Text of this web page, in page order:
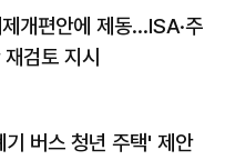
개편안에 제동…ISA·주
검토 지시
버스 청년 주택' 제안